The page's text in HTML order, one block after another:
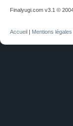
Finalyugi.com v3.1 ©
Accueil Mentions légales